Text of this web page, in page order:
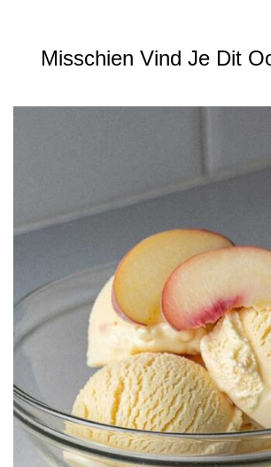
Misschien Vind Je Dit